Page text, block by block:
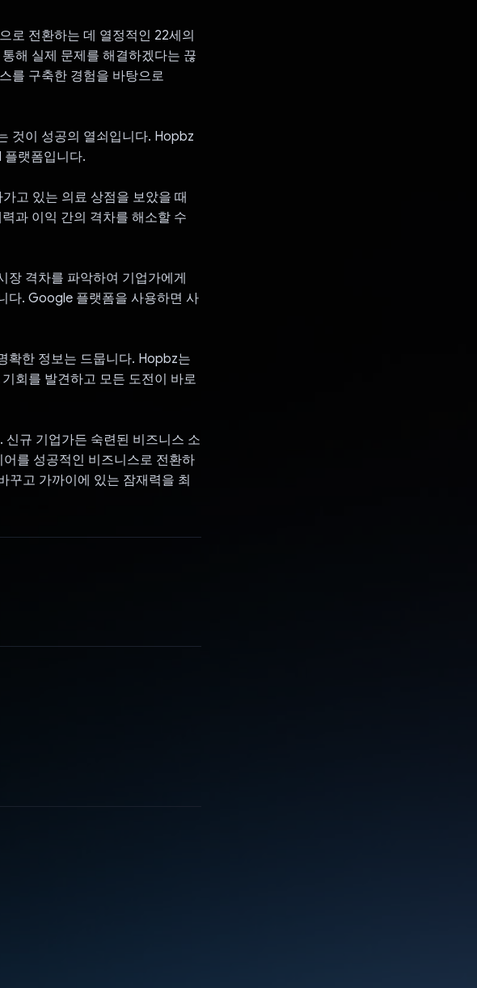
로 전환하는 데 열정적인 22세의
해 실제 문제를 해결하겠다는 끊
를 구축한 경험을 바탕으로
것이 성공의 열쇠입니다. Hopbz
플랫폼입니다.
고 있는 의료 상점을 보았을 때
과 이익 간의 격차를 해소할 수
장 격차를 파악하여 기업가에게
다. Google 플랫폼을 사용하면 사
확한 정보는 드뭅니다. Hopbz는
회를 발견하고 모든 도전이 바로
규 기업가든 숙련된 비즈니스 소
를 성공적인 비즈니스로 전환하
꾸고 가까이에 있는 잠재력을 최